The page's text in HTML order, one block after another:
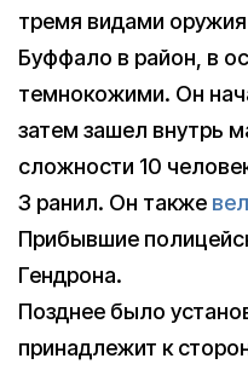
тремя видами
Буффало в район, в
темнокожими. Он
затем зашел внутрь
сложности 10
3 ранил. Он также
Прибывшие
Гендрона.
Позднее было
принадлежит к